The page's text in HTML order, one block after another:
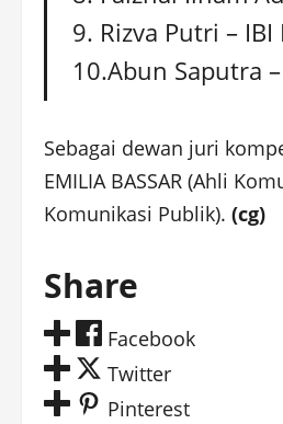
9. Rizva Putri –
10.Abun Saputra
Sebagai dewan juri
EMILIA BASSAR (Ahli
Komunikasi Publik). (cg)
Share
Facebook
Twitter
Pinterest